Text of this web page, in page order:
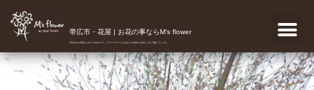
帯広市・花屋 | お花の事ならM's flower
帯広市のお花屋さんM's flowerです。フラワーギフトなどあなたの気持ちを真心こめて宅配いたします。